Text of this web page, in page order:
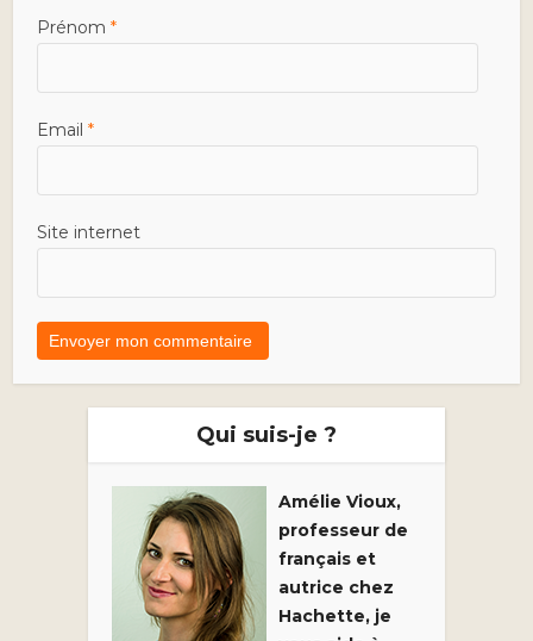
Prénom*
Email*
Site internet
Qui suis-je ?
Amélie Vioux,
professeur de
français et
autrice chez
Hachette, je